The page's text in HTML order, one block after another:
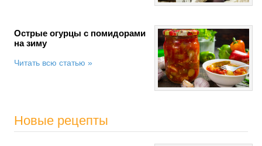
Острые огурцы с помидорами
на зиму
Читать всю статью »
Новые рецепты